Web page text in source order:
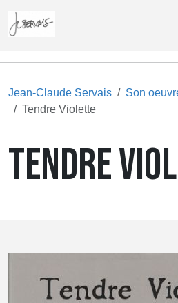
Jean-Claude Servais Son
Tendre Violette
TENDRE